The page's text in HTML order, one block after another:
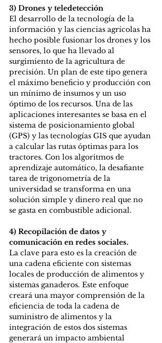
3) Drones y teledetección
El desarrollo de la tecnología de la
información y las ciencias agrícolas ha
hecho posible fusionar los drones y los
sensores, lo que ha llevado al
surgimiento de la agricultura de
precisión. Un plan de este tipo genera
el máximo beneficio y producción con
un mínimo de insumos y un uso
óptimo de los recursos. Una de las
aplicaciones interesantes se basa en el
sistema de posicionamiento global
(GPS) y las tecnologías GIS que ayudan
a calcular las rutas óptimas para los
tractores. Con los algoritmos de
aprendizaje automático, la desafiante
tarea de trigonometría de la
universidad se transforma en una
solución simple y dinero real que no
se gasta en combustible adicional.
4) Recopilación de datos y
comunicación en redes sociales.
La clave para esto es la creación de
una cadena eficiente con sistemas
locales de producción de alimentos y
sistemas ganaderos. Este enfoque
creará una mayor comprensión de la
eficiencia de toda la cadena de
suministro de alimentos y la
integración de estos dos sistemas
generará un impacto ambiental